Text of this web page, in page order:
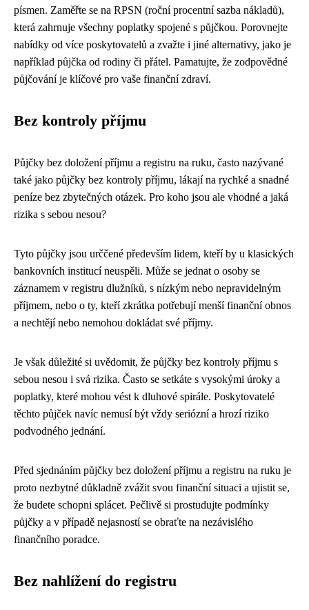
písmen. Zaměřte se na RPSN (roční procentní sazba nákladů),
která zahrnuje všechny poplatky spojené s půjčkou. Porovnejte
nabídky od více poskytovatelů a zvažte i jiné alternativy, jako je
například půjčka od rodiny či přátel. Pamatujte, že zodpovědné
půjčování je klíčové pro vaše finanční zdraví.
Bez kontroly příjmu
Půjčky bez doložení příjmu a registru na ruku, často nazývané
také jako půjčky bez kontroly příjmu, lákají na rychké a snadné
peníze bez zbytečných otázek. Pro koho jsou ale vhodné a jaká
rizika s sebou nesou?
Tyto půjčky jsou urččené především lidem, kteří by u klasických
bankovních institucí neuspěli. Může se jednat o osoby se
záznamem v registru dlužníků, s nízkým nebo nepravidelným
příjmem, nebo o ty, kteří zkrátka potřebují menší finanční obnos
a nechtějí nebo nemohou dokládat své příjmy.
Je však důležité si uvědomit, že půjčky bez kontroly příjmu s
sebou nesou i svá rizika. Často se setkáte s vysokými úroky a
poplatky, které mohou vést k dluhové spirále. Poskytovatelé
těchto půjček navíc nemusí být vždy seriózní a hrozí riziko
podvodného jednání.
Před sjednáním půjčky bez doložení příjmu a registru na ruku je
proto nezbytné důkladně zvážit svou finanční situaci a ujistit se,
že budete schopni splácet. Pečlivě si prostudujte podmínky
půjčky a v případě nejasností se obraťte na nezávislého
finančního poradce.
Bez nahlížení do registru